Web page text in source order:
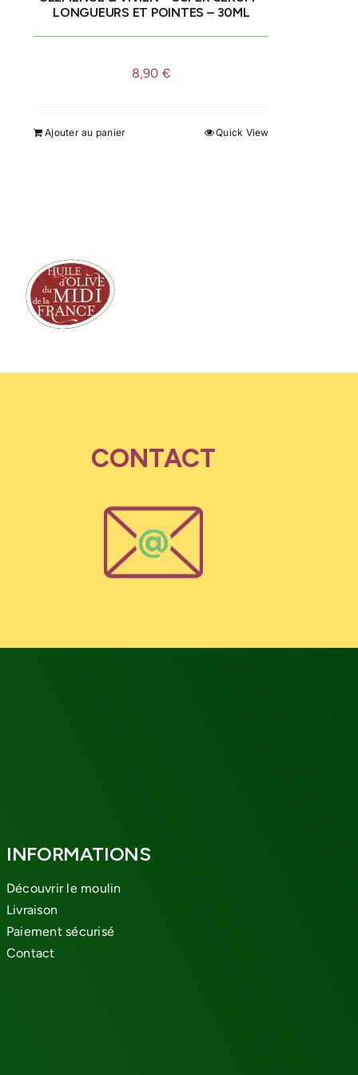
du
produit
LONGUEURS ET POINTES – 30ML
8,90 €
Ajouter au panier Quick View
CONTACT
INFORMATIONS
Découvrir le moulin
Livraison
Paiement sécurisé
Contact